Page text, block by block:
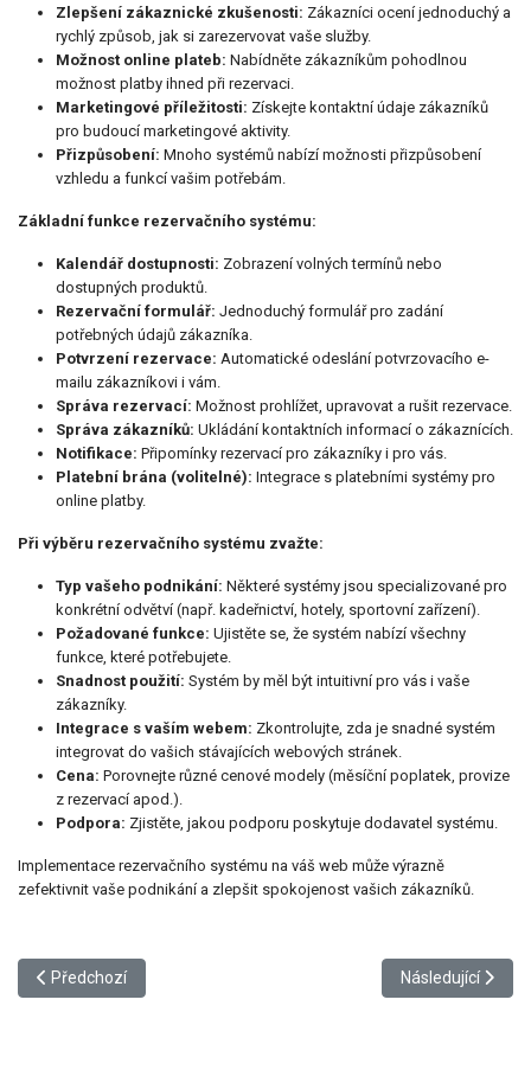
Zlepšení zákaznické zkušenosti: Zákazníci ocení jednoduchý a
rychlý způsob, jak si zarezervovat vaše služby.
Možnost online plateb: Nabídněte zákazníkům pohodlnou
možnost platby ihned při rezervaci.
Marketingové příležitosti: Získejte kontaktní údaje zákazníků
pro budoucí marketingové aktivity.
Přizpůsobení: Mnoho systémů nabízí možnosti přizpůsobení
vzhledu a funkcí vašim potřebám.
Základní funkce rezervačního systému:
Kalendář dostupnosti: Zobrazení volných termínů nebo
dostupných produktů.
Rezervační formulář: Jednoduchý formulář pro zadání
potřebných údajů zákazníka.
Potvrzení rezervace: Automatické odeslání potvrzovacího e-
mailu zákazníkovi i vám.
Správa rezervací: Možnost prohlížet, upravovat a rušit rezervace.
Správa zákazníků: Ukládání kontaktních informací o zákaznících.
Notifikace: Připomínky rezervací pro zákazníky i pro vás.
Platební brána (volitelné): Integrace s platebními systémy pro
online platby.
Při výběru rezervačního systému zvažte:
Typ vašeho podnikání: Některé systémy jsou specializované pro
konkrétní odvětví (např. kadeřnictví, hotely, sportovní zařízení).
Požadované funkce: Ujistěte se, že systém nabízí všechny
funkce, které potřebujete.
Snadnost použití: Systém by měl být intuitivní pro vás i vaše
zákazníky.
Integrace s vaším webem: Zkontrolujte, zda je snadné systém
integrovat do vašich stávajících webových stránek.
Cena: Porovnejte různé cenové modely (měsíční poplatek, provize
z rezervací apod.).
Podpora: Zjistěte, jakou podporu poskytuje dodavatel systému.
Implementace rezervačního systému na váš web může výrazně
zefektivnit vaše podnikání a zlepšit spokojenost vašich zákazníků.
Předchozí článek: Kamerové systémy pro města a obce
Předchozí Další článek:
Následující